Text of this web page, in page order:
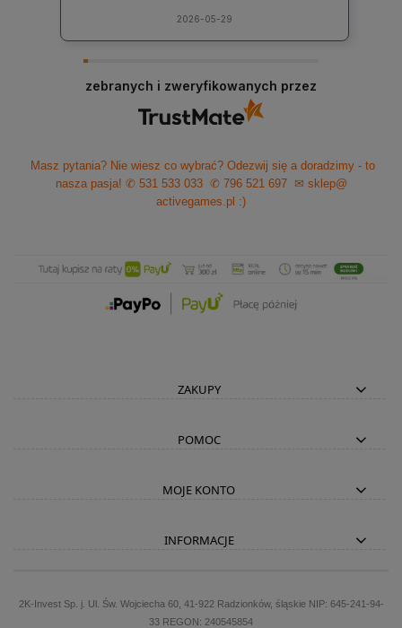
2026-05-29
zebranych i zweryfikowanych przez
Masz pytania? Nie wiesz co wybrać? Odezwij się a doradzimy - to
nasza pasja! ✆ 531 533 033 ✆ 796 521 697
✉ sklep@
activegames.pl :)
ZAKUPY
POMOC
MOJE KONTO
INFORMACJE
2K-Invest Sp. j. Ul. Św. Wojciecha 60, 41-922 Radzionków, śląskie NIP: 645-241-94-
33 REGON: 240545854